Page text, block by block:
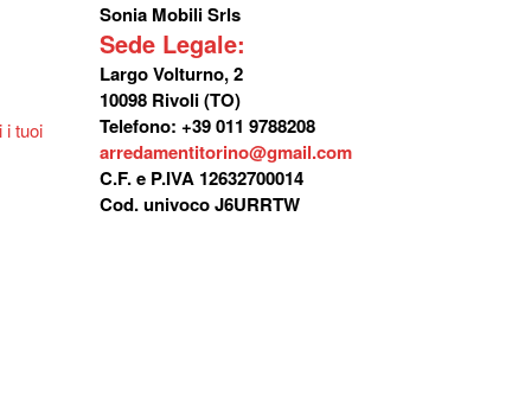
i tuoi
Sonia Mobili Srls
Sede Legale:
Largo Volturno, 2
10098 Rivoli (TO)
Telefono: +39 011 9788208
arredamentitorino@gmail.com
C.F. e P.IVA 12632700014
Cod. univoco J6URRTW